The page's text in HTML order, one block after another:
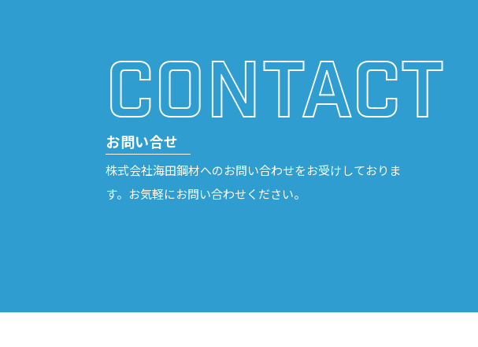
CONTACT
お問い合せ
株式会社海田鋼材へのお問い合わせをお受けしておりま
す。お気軽にお問い合わせください。